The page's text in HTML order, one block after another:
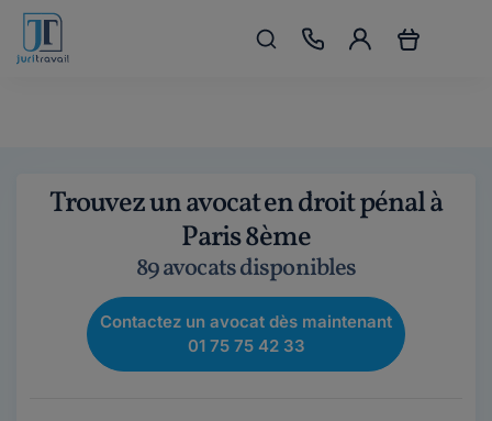
Trouvez un avocat en droit pénal à
Paris 8ème
89 avocats disponibles
Contactez un avocat dès maintenant
01 75 75 42 33